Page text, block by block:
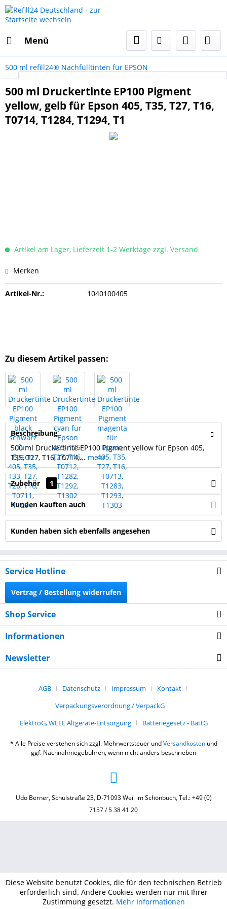
Menü
500 ml refill24® Nachfülltinten für EPSON
500 ml Druckertinte EP100 Pigment
yellow, gelb für Epson 405, T35, T27, T16,
T0714, T1284, T1294, T1
Artikel am Lager, Lieferzeit 1-2 Werktage zzgl. Versand
Merken
Artikel-Nr.: 1040100405
Zu diesem Artikel passen:
Beschreibung
500 ml Druckertinte EP100 Pigment yellow für Epson 405,
T35, T27, T16, T0714,... mehr
Zubehör 1
Kunden kauften auch
Kunden haben sich ebenfalls angesehen
Service Hotline
Vertrag / Bestellung widerrufen
Shop Service
Informationen
Newsletter
AGB Datenschutz Impressum
Kontakt
Verpackungsverordnung / VerpackG
ElektroG, WEEE Altgeräte-Entsorgung
Batteriegesetz - BattG
* Alle Preise verstehen sich zzgl. Mehrwertsteuer undVersandkostenund
ggf. Nachnahmegebühren, wenn nicht anders beschrieben
Udo Berner, Schulstraße 23, D-71093 Weil im Schönbuch, Tel.: +49 (0)
7157 / 5 38 41 20
Diese Website benutzt Cookies, die für den technischen Betrieb
erforderlich sind. Andere Cookies werden nur mit Ihrer
Zustimmung gesetzt. Mehr Informationen